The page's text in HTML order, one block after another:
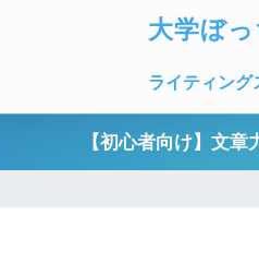
大学ぼ
ライティング
【初心者向け】文章